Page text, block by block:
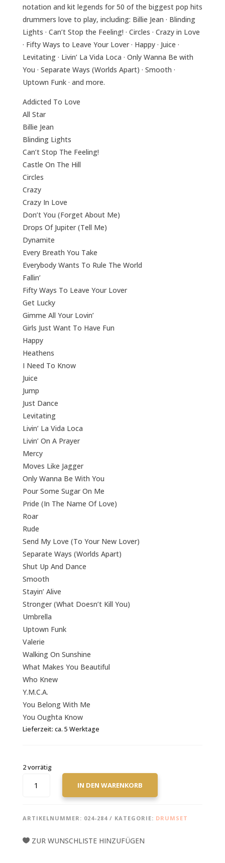
notation and kit legends for 50 of the biggest pop hits
drummers love to play, including: Billie Jean · Blinding
Lights · Can’t Stop the Feeling! · Circles · Crazy in Love
· Fifty Ways to Leave Your Lover · Happy · Juice ·
Levitating · Livin’ La Vida Loca · Only Wanna Be with
You · Separate Ways (Worlds Apart) · Smooth ·
Uptown Funk · and more.
Addicted To Love
All Star
Billie Jean
Blinding Lights
Can’t Stop The Feeling!
Castle On The Hill
Circles
Crazy
Crazy In Love
Don’t You (Forget About Me)
Drops Of Jupiter (Tell Me)
Dynamite
Every Breath You Take
Everybody Wants To Rule The World
Fallin’
Fifty Ways To Leave Your Lover
Get Lucky
Gimme All Your Lovin’
Girls Just Want To Have Fun
Happy
Heathens
I Need To Know
Juice
Jump
Just Dance
Levitating
Livin’ La Vida Loca
Livin’ On A Prayer
Mercy
Moves Like Jagger
Only Wanna Be With You
Pour Some Sugar On Me
Pride (In The Name Of Love)
Roar
Rude
Send My Love (To Your New Lover)
Separate Ways (Worlds Apart)
Shut Up And Dance
Smooth
Stayin’ Alive
Stronger (What Doesn’t Kill You)
Umbrella
Uptown Funk
Valerie
Walking On Sunshine
What Makes You Beautiful
Who Knew
Y.M.C.A.
You Belong With Me
You Oughta Know
Lieferzeit: ca. 5 Werktage
2 vorrätig
LEONARD:
SONGS
IN DEN WARENKORB
ARTIKELNUMMER: 024-284 KATEGORIE: DRUMSET
ZUR WUNSCHLISTE HINZUFÜGEN